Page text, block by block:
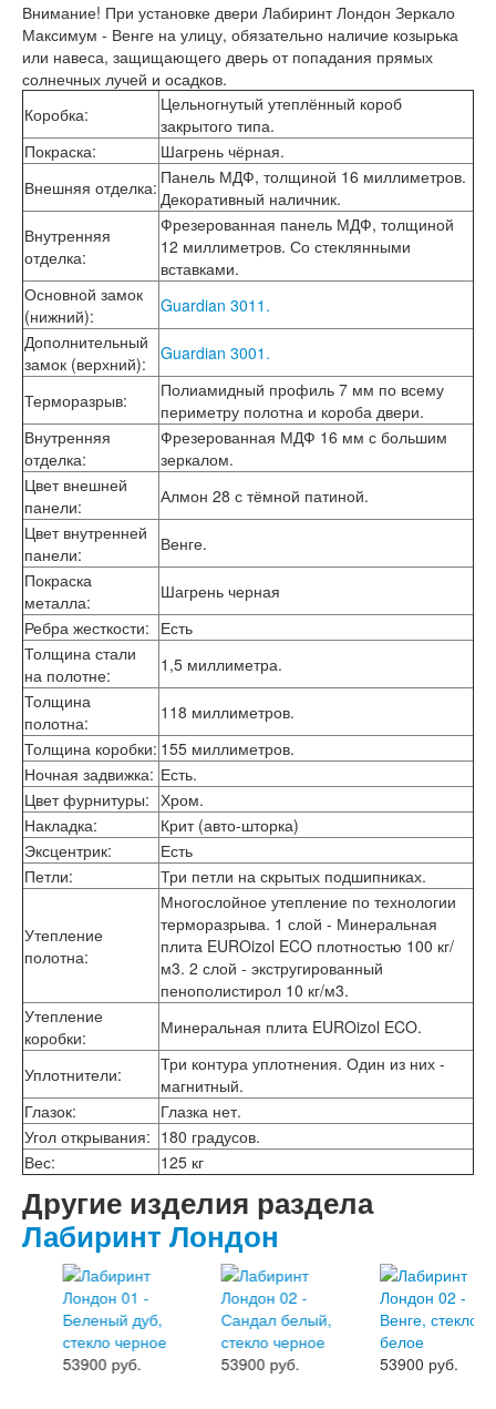
Лабиринт Сильвер
Лабиринт Сияна
Лабиринт Скайлаб
Лабиринт Скандия
Лабиринт Смартлаб
Лабиринт Соналаб
Лабиринт Термолайт
Лабиринт Термомагнит
Лабиринт Трендо
Лабиринт Тундра Плюс
Лабиринт Урбан
Лабиринт Фрост
Лабиринт Шторм
Лабиринт Эволаб
Двери Про
Двери Интекрон
Интекрон Брайтон Антрацит
Интекрон Вектор
Интекрон Гектор
Интекрон Греция
Интекрон Италия
Интекрон Колизей
Интекрон Неаполь
Интекрон Олимпия
Интекрон Профит
Интекрон Ронда
Интекрон Сицилия
Интекрон Спарта Белая
Интекрон Спарта Грей
Интекрон Термо
Интекрон Тетра
Интекрон Фараон
Интекрон Форте
Двери АСД
Двери Ратибор
Двери Аргус
Тамбурные двери
Межкомнатные двери
Двери Альберо
Альянс
Галерея
Геометрия
Графика
Империя
Классика
Лайн
Мегаполис
Мегаполис ГЛ
Неоклассика Про
Скин
Тренд
Двери ВанМарк
Шпон текстурированный
Серия София
Эмаль
Серия Дебют
Серия Нео
Серия Симпл
Внимание! При установке двери Лабиринт Лондон Зеркало
Максимум - Венге на улицу, обязательно наличие козырька
или навеса, защищающего дверь от попадания прямых
солнечных лучей и осадков.
Коробка:
Цельногнутый утеплённый короб
закрытого типа.
Покраска:
Шагрень чёрная.
Внешняя отделка: Панель МДФ, толщиной 16 миллиметров.
Декоративный наличник.
Внутренняя
отделка:
Фрезерованная панель МДФ, толщиной
12 миллиметров. Со стеклянными
вставками.
Основной замок
(нижний):
Guardian 3011.
Дополнительный
замок (верхний): Guardian 3001.
Терморазрыв:
Полиамидный профиль 7 мм по всему
периметру полотна и короба двери.
Внутренняя
отделка:
Фрезерованная МДФ 16 мм с большим
зеркалом.
Цвет внешней
панели:
Алмон 28 с тёмной патиной.
Цвет внутренней
панели:
Венге.
Покраска
металла:
Шагрень черная
Ребра жесткости: Есть
Толщина стали
на полотне:
1,5 миллиметра.
Толщина
полотна:
118 миллиметров.
Толщина коробки: 155 миллиметров.
Ночная задвижка: Есть.
Цвет фурнитуры: Хром.
Накладка:
Крит (авто-шторка)
Эксцентрик:
Есть
Петли: Три петли на скрытых подшипниках.
Утепление
полотна:
Многослойное утепление по технологии
терморазрыва. 1 слой - Минеральная
плита EUROizol ECO плотностью 100 кг/
м3. 2 слой - экстругированный
пенополистирол 10 кг/м3.
Утепление
коробки: Минеральная плита EUROizol ECO.
Уплотнители:
Три контура уплотнения. Один из них -
магнитный.
Глазок:
Глазка нет.
Угол открывания: 180 градусов.
Вес: 125 кг
Другие изделия раздела
Лабиринт Лондон
53900 руб. 53900 руб. 53900 руб.